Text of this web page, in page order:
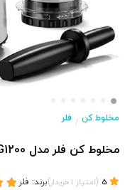
مخلوط کن / فلر
مخلوط کن فلر مدل BLG1200 ا BLG1200 Feller
(امتیاز 1خریدار)برند: فلر